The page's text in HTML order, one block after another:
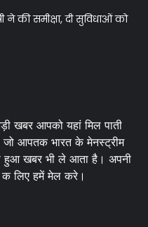
ने की समीक्षा, दी सुविधाओं को
खबर आपको यहां मिल पाती
जो आपतक भारत के मेनस्ट्रीम
हुआ खबर भी ले आता है। अपनी
क लिए हमें मेल करे।